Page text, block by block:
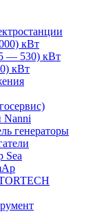
кВт
— 530) кВт
кВт
Nanni
генераторы
Sea